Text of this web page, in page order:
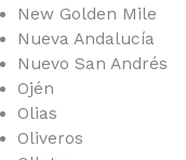
New Golden Mile
Nueva Andalucía
Nuevo San Andrés
Ojén
Olias
Oliveros